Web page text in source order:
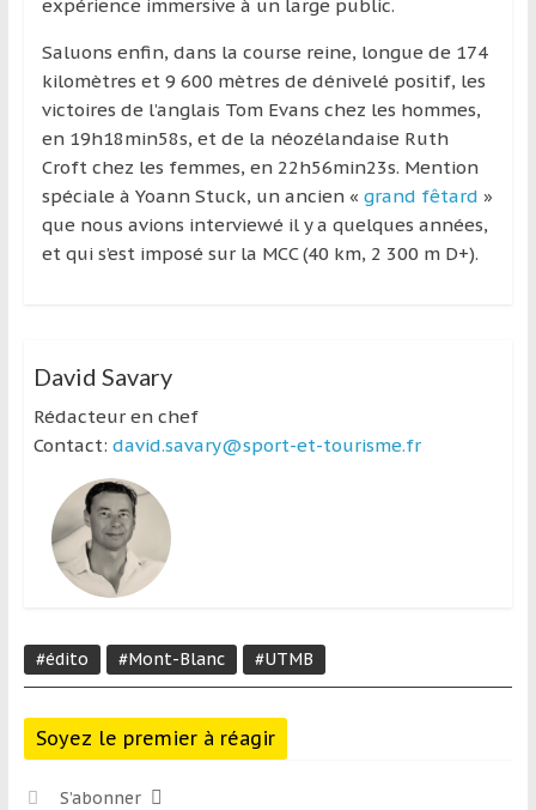
expérience immersive à un large public.
Saluons enfin, dans la course reine, longue de 174
kilomètres et 9 600 mètres de dénivelé positif, les
victoires de l’anglais Tom Evans chez les hommes,
en 19h18min58s, et de la néozélandaise Ruth
Croft chez les femmes, en 22h56min23s. Mention
spéciale à Yoann Stuck, un ancien « grand fêtard »
que nous avions interviewé il y a quelques années,
et qui s’est imposé sur la MCC (40 km, 2 300 m D+).
David Savary
Rédacteur en chef
Contact: david.savary@sport-et-tourisme.fr
#édito #Mont-Blanc #UTMB
Soyez le premier à réagir
S’abonner